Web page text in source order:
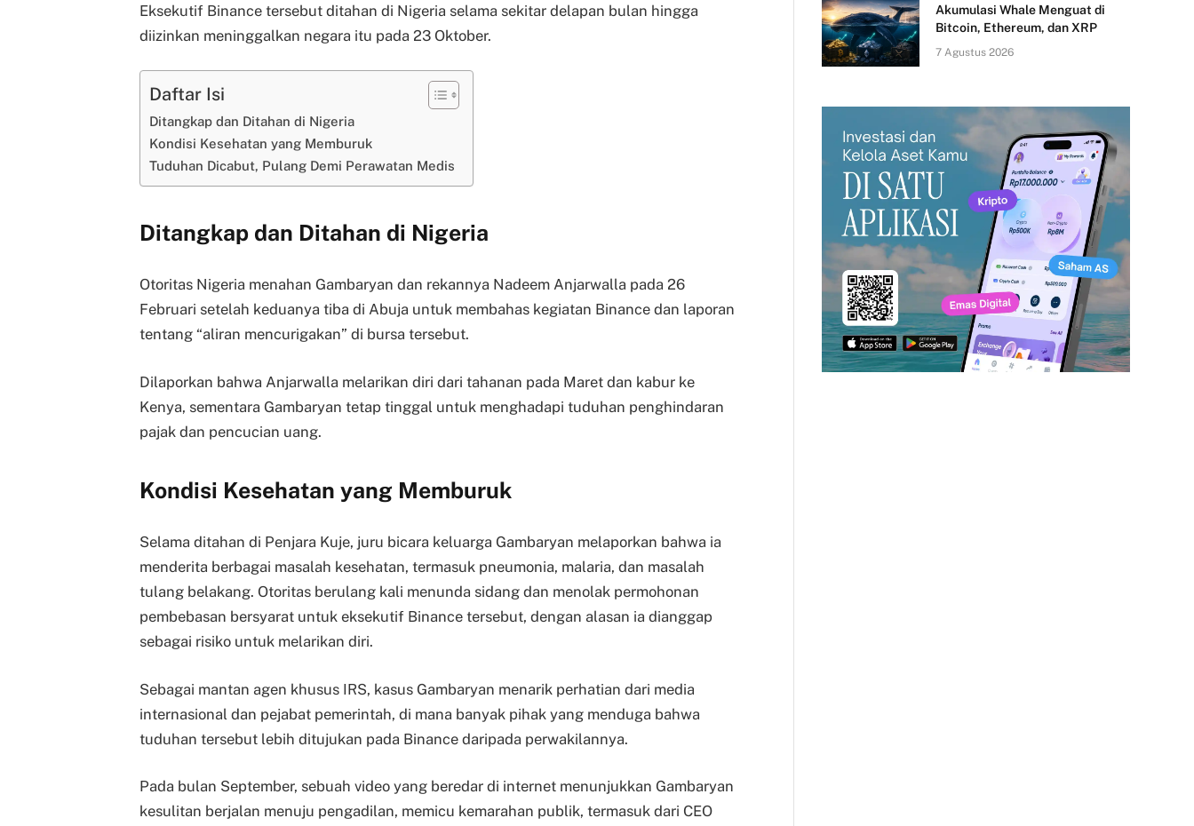
Eksekutif Binance tersebut ditahan di Nigeria selama sekitar delapan bulan hingga
diizinkan meninggalkan negara itu pada 23 Oktober.
Daftar Isi
Ditangkap dan Ditahan di Nigeria
Kondisi Kesehatan yang Memburuk
Tuduhan Dicabut, Pulang Demi Perawatan Medis
Ditangkap dan Ditahan di Nigeria
Otoritas Nigeria menahan Gambaryan dan rekannya Nadeem Anjarwalla pada 26
Februari setelah keduanya tiba di Abuja untuk membahas kegiatan Binance dan laporan
tentang “aliran mencurigakan” di bursa tersebut.
Dilaporkan bahwa Anjarwalla melarikan diri dari tahanan pada Maret dan kabur ke
Kenya, sementara Gambaryan tetap tinggal untuk menghadapi tuduhan penghindaran
pajak dan pencucian uang.
Kondisi Kesehatan yang Memburuk
Selama ditahan di Penjara Kuje, juru bicara keluarga Gambaryan melaporkan bahwa ia
menderita berbagai masalah kesehatan, termasuk pneumonia, malaria, dan masalah
tulang belakang. Otoritas berulang kali menunda sidang dan menolak permohonan
pembebasan bersyarat untuk eksekutif Binance tersebut, dengan alasan ia dianggap
sebagai risiko untuk melarikan diri.
Sebagai mantan agen khusus IRS, kasus Gambaryan menarik perhatian dari media
internasional dan pejabat pemerintah, di mana banyak pihak yang menduga bahwa
tuduhan tersebut lebih ditujukan pada Binance daripada perwakilannya.
Pada bulan September, sebuah video yang beredar di internet menunjukkan Gambaryan
kesulitan berjalan menuju pengadilan, memicu kemarahan publik, termasuk dari CEO
Akumulasi Whale Menguat di
Bitcoin, Ethereum, dan XRP
7 Agustus 2026